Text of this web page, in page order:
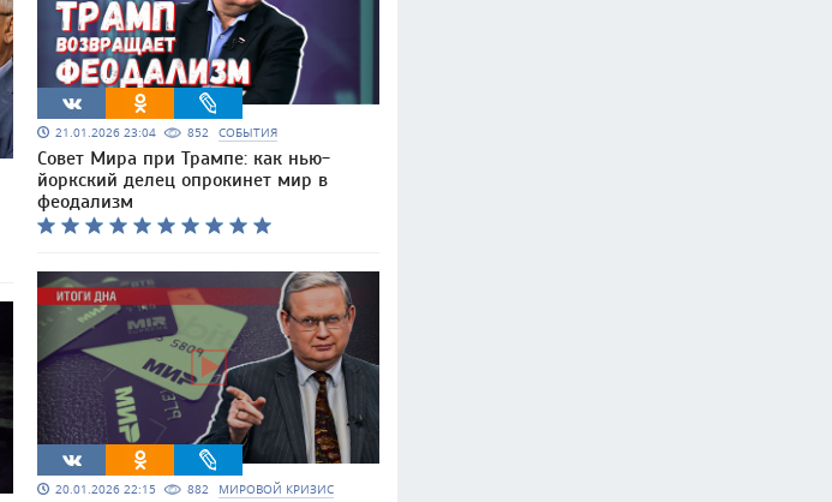
21.01.2026 23:04 852 СОБЫТИЯ
Совет Мира при Трампе: как нью-
йоркский делец опрокинет мир в
феодализм
20.01.2026 22:15 882 МИРОВОЙ КРИЗИС